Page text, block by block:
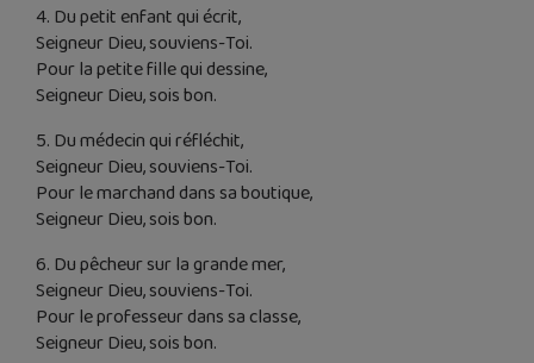
4. Du petit enfant qui écrit,
Seigneur Dieu, souviens-Toi.
Pour la petite fille qui dessine,
Seigneur Dieu, sois bon.
5. Du médecin qui réfléchit,
Seigneur Dieu, souviens-Toi.
Pour le marchand dans sa boutique,
Seigneur Dieu, sois bon.
6. Du pêcheur sur la grande mer,
Seigneur Dieu, souviens-Toi.
Pour le professeur dans sa classe,
Seigneur Dieu, sois bon.